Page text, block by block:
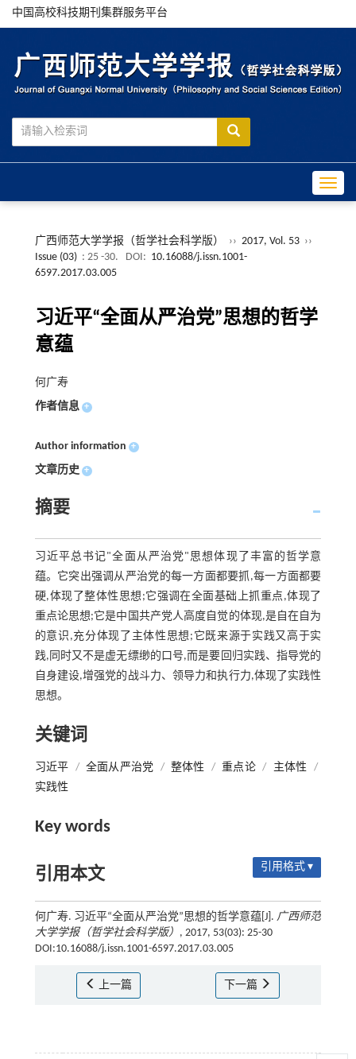
中国高校科技期刊集群服务平台
广西师范大学学报（哲学社会科学版） ›› 2017, Vol. 53 ››
Issue (03) : 25 -30. DOI: 10.16088/j.issn.1001-
6597.2017.03.005
习近平“全面从严治党”思想的哲学
意蕴
何广寿
作者信息 +
Author information +
文章历史 +
摘要
习近平总书记"全面从严治党"思想体现了丰富的哲学意
蕴。它突出强调从严治党的每一方面都要抓,每一方面都要
硬,体现了整体性思想;它强调在全面基础上抓重点,体现了
重点论思想;它是中国共产党人高度自觉的体现,是自在自为
的意识,充分体现了主体性思想;它既来源于实践又高于实
践,同时又不是虚无缥缈的口号,而是要回归实践、指导党的
自身建设,增强党的战斗力、领导力和执行力,体现了实践性
思想。
关键词
习近平 / 全面从严治党 / 整体性 / 重点论 / 主体性
/
实践性
Key words
引用本文 引用格式 ▾
何广寿. 习近平“全面从严治党”思想的哲学意蕴[J]. 广西师范
大学学报（哲学社会科学版） , 2017, 53(03): 25-30
DOI:10.16088/j.issn.1001-6597.2017.03.005
上一篇 下一篇